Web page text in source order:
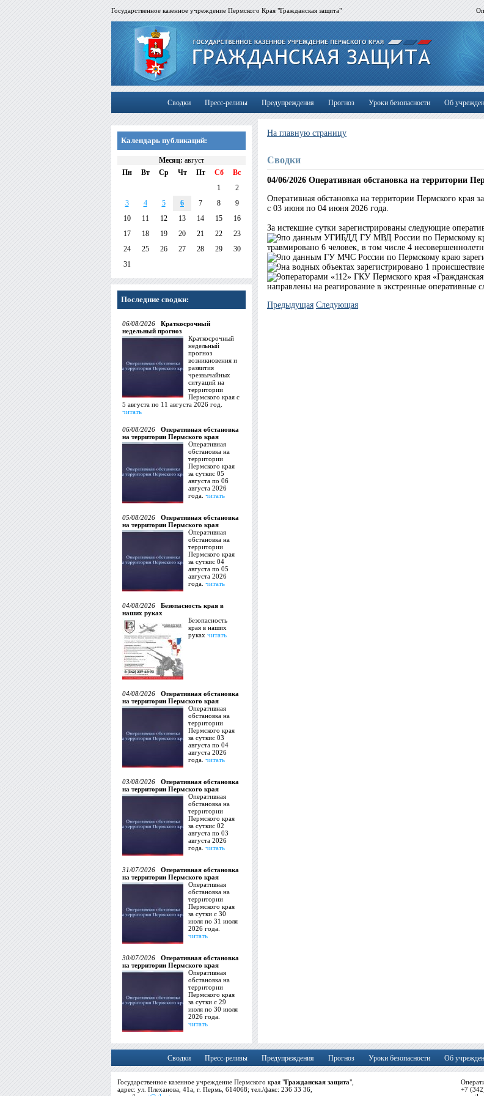
Государственное казенное учреждение Пермского Края "Гражданская защита"
Сводки Пресс-релизы Предупреждения Прогноз Уроки безопасности Об
Календарь публикаций:
Месяц: август
Пн
Вт Ср Чт Пт Сб
Вс
1
2
3
4 5 6 7 8
9
10
11 12 13 14 15
16
17
18 19 20 21 22
23
24
25 26 27 28 29
30
31
Последние сводки:
06/08/2026
Краткосрочный
недельный прогноз
Краткосрочный
недельный
прогноз
возникновения и
развития
чрезвычайных
ситуаций на
территории
Пермского края с
5 августа по 11 августа 2026 год.
читать
06/08/2026
Оперативная обстановка
на территории Пермского края
Оперативная
обстановка на
территории
Пермского края
за суткис 05
августа по 06
августа 2026
года. читать
05/08/2026
Оперативная обстановка
на территории Пермского края
Оперативная
обстановка на
территории
Пермского края
за суткис 04
августа по 05
августа 2026
года. читать
04/08/2026
Безопасность края в
наших руках
Безопасность
края в наших
руках читать
04/08/2026
Оперативная обстановка
на территории Пермского края
Оперативная
обстановка на
территории
Пермского края
за суткис 03
августа по 04
августа 2026
года. читать
03/08/2026
Оперативная обстановка
на территории Пермского края
Оперативная
обстановка на
территории
Пермского края
за суткис 02
августа по 03
августа 2026
года. читать
31/07/2026
Оперативная обстановка
на территории Пермского края
Оперативная
обстановка на
территории
Пермского края
за сутки с 30
июля по 31 июля
2026 года.
читать
30/07/2026
Оперативная обстановка
на территории Пермского края
Оперативная
обстановка на
территории
Пермского края
за сутки с 29
июля по 30 июля
2026 года.
читать
На главную страницу
Сводки
04/06/2026 Оперативная обстановка на территории
Оперативная обстановка на территории Пермского края
с 03 июня по 04 июня 2026 года.
За истекшие сутки зарегистрированы следующие
по данным УГИБДД ГУ МВД России по Пермскому
травмировано 6 человек, в том числе 4
по данным ГУ МЧС России по Пермскому краю
на водных объектах зарегистрировано 1
операторами «112» ГКУ Пермского края
направлены на реагирование в экстренные оперативные
Предыдущая Следующая
Сводки Пресс-релизы Предупреждения Прогноз Уроки безопасности Об
Государственное казенное учреждение Пермского края "Гражданская защита",
адрес: ул. Плеханова, 41а, г. Пермь, 614068; тел./факс: 236 33 36,
+7